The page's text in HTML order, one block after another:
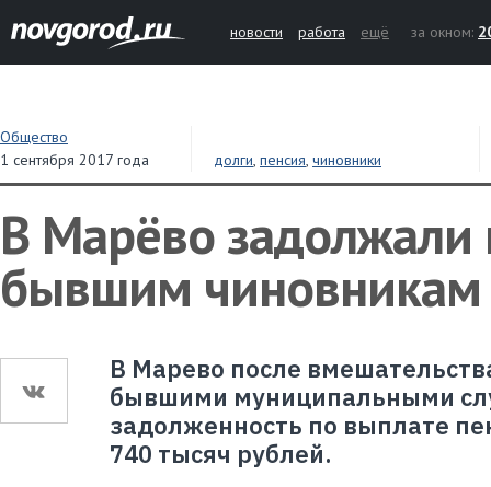
новости работа ещё за окном:
Общество
1 сентября 2017 года
долги, пенсия, чиновники
В Марёво
бывшим чиновникам
В Марево после
бывшими муниципальными
задолженность по выплате
740 тысяч рублей.